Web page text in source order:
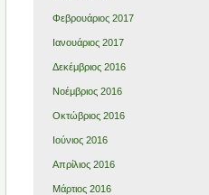
Φεβρουάριος 2017
Ιανουάριος 2017
Δεκέμβριος 2016
Νοέμβριος 2016
Οκτώβριος 2016
Ιούνιος 2016
Απρίλιος 2016
Μάρτιος 2016